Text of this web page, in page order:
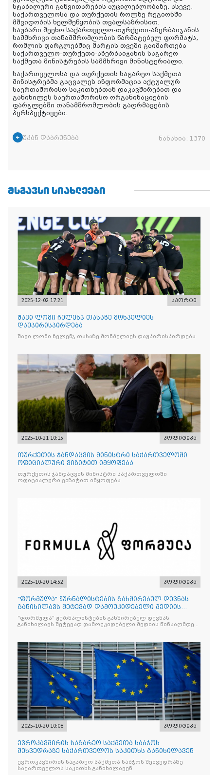
სტაბილური განვითარების აუცილებლობაზე, ასევე,
საქართველოსა და თურქეთის როლზე რეგიონში
მშვიდობის ხელშეწყობის თვალსაზრისით.
საუბარი შეეხო საქართველო-თურქეთი-აზერბაიჯანის
სამმხრივი თანამშრომლობის წარმატებულ ფორმატს,
რომლის ფარგლებშიც მარტის თვეში გაიმართება
საქართველო-თურქეთი-აზერბაიჯანის საგარეო
საქმეთა მინისტრების სამმხრივი მინისტერიალი.
საქართველოსა და თურქეთის საგარეო საქმეთა
მინისტრებმა გაცვალეს ინფორმაცია აქტუალურ
საერთაშორისო საკითხებთან დაკავშირებით და
განიხილეს საერთაშორისო ორგანიზაციების
ფარგლებში თანამშრომლობის გაღრმავების
პერსპექტივები.
უკან დაბრუნება ნანახია: 1370
ᲛᲡᲒᲐᲕᲡᲘ ᲡᲘᲐᲮᲚᲔᲔᲑᲘ
2025-12-02 17:21 სპორტი
შავი ლომი ჩელენჯ თასაზე მონპელიეს
დაუპირისპირდება
შავი ლომი ჩელენჯ თასაზე მონპელიეს დაუპირისპირდება
2025-10-21 10:15 პოლიტიკა
თურქეთის ჯანდაცვის მინისტრი საქართველოში
ოფიციალური ვიზიტით იმყოფება
თურქეთის ჯანდაცვის მინისტრი საქართველოში
ოფიციალური ვიზიტით იმყოფება
2025-10-20 14:52 პოლიტიკა
"ფორმულა" ჟურნალისტების გახშირებულ დევნას
განიხილავს შეტევად დამოუკიდებელი მედიის
წინააღმდ
"ფორმულა" ჟურნალისტების გახშირებულ დევნას
განიხილავს შეტევად დამოუკიდებელი მედიის წინააღმდეგ,
2025-10-20 10:08 პოლიტიკა
ევროკავშირის საგარეო საქმეთა საბჭოს
შეხვედრაზე საქართველოს საკითხს განიხილავენ
ევროკავშირის საგარეო საქმეთა საბჭოს შეხვედრაზე
საქართველოს საკითხს განიხილავენ